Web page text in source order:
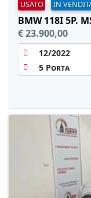
USATO IN
BMW 118I 5P.
€ 23.900,00
12/2022
5 Porta